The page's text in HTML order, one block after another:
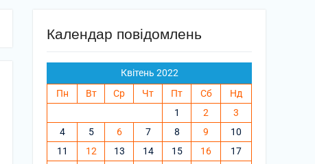
Календар повідомлень
Квітень 2022
Пн
Вт Ср Чт Пт Сб
Нд
1
2
3
4
5 6 7 8 9
10
11
12 13 14 15 16
17